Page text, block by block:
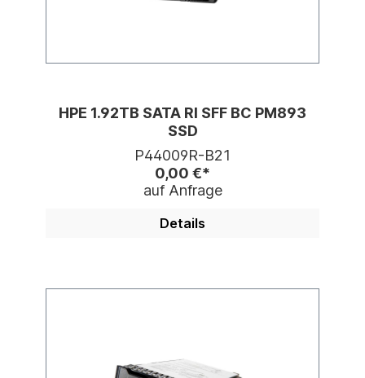
HPE 1.92TB SATA RI SFF BC PM893
SSD
P44009R-B21
0,00 €*
auf Anfrage
Details